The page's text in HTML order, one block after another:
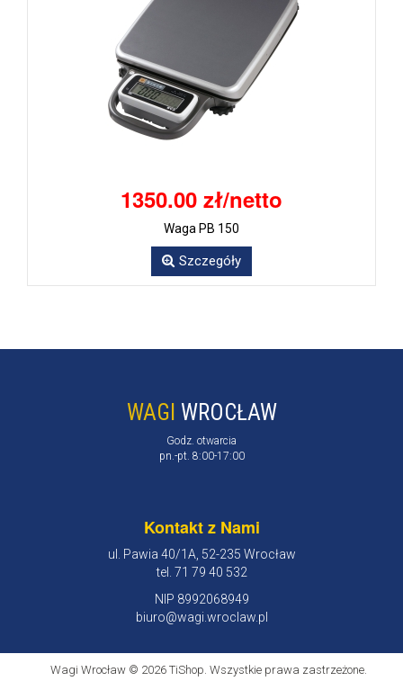
1350.00 zł/netto
Waga PB 150
Szczegóły
WAGI WROCŁAW
Godz. otwarcia
pn.-pt. 8:00-17:00
Kontakt z Nami
ul. Pawia 40/1A, 52-235 Wrocław
tel. 71 79 40 532
NIP 8992068949
biuro@wagi.wroclaw.pl
Wagi Wrocław © 2026 TiShop. Wszystkie prawa zastrzeżone.